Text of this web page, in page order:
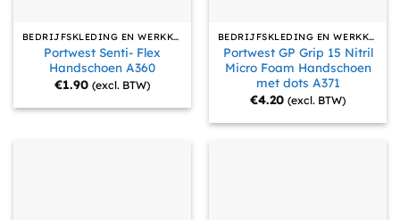
BEDRIJFSKLEDING EN WERKKLEDING
Portwest Senti- Flex
Handschoen A360
€1.90 (excl. BTW)
BEDRIJFSKLEDING EN WERKKLEDING
Portwest GP Grip 15 Nitril
Micro Foam Handschoen
met dots A371
€4.20 (excl. BTW)